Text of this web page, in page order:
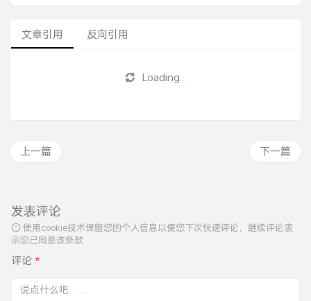
文章引用 反向引用
Loading...
下一篇
上一篇
发表评论
使用cookie技术保留您的个人信息以便您下次快速评论，继续评论表
示您已同意该条款
评论*